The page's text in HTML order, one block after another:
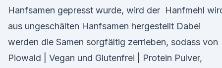
Hanfsamen gepresst wurde, wird der Hanfmehl
aus ungeschälten Hanfsamen hergestellt Dabei
werden die Samen sorgfältig zerrieben, sodass von
Piowald | Vegan und Glutenfrei | Protein Pulver,